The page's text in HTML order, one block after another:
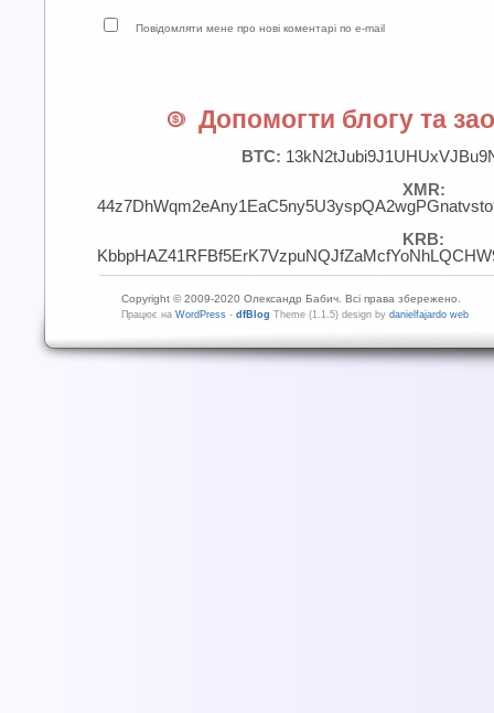
Повідомляти мене про нові коментарі по e-mail
Допомогти блогу та
BTC:
XMR:
KRB:
Copyright © 2009-2020 Олександр Бабич. Всі права збережено.
Працює на WordPress - dfBlog Theme (1.1.5) design by danielfajardo web